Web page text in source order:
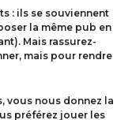
: ils se souviennent
la même pub en
Mais rassurez-
mais pour rendre
vous nous donnez la
préférez jouer les